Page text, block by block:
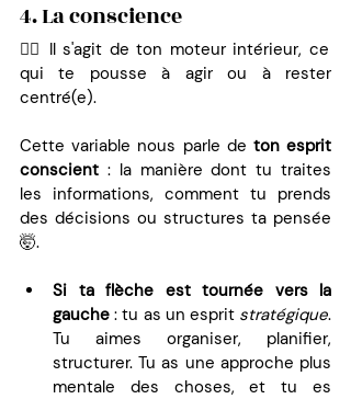
4. La conscience
👉🏼 Il s'agit de ton moteur intérieur, ce
qui te pousse à agir ou à rester
centré(e).
Cette variable nous parle de ton esprit
conscient : la manière dont tu traites
les informations, comment tu prends
des décisions ou structures ta pensée
🤯.
Si ta flèche est tournée vers la
gauche : tu as un esprit stratégique.
Tu aimes organiser, planifier,
structurer. Tu as une approche plus
mentale des choses, et tu es